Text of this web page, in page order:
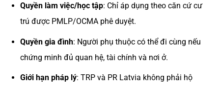
Quyền làm việc/học tập: Chỉ áp dụng theo căn cứ cư
trú được PMLP/OCMA phê duyệt.
Quyền gia đình: Người phụ thuộc có thể đi cùng nếu
chứng minh đủ quan hệ, tài chính và nơi ở.
Giới hạn pháp lý: TRP và PR Latvia không phải hộ